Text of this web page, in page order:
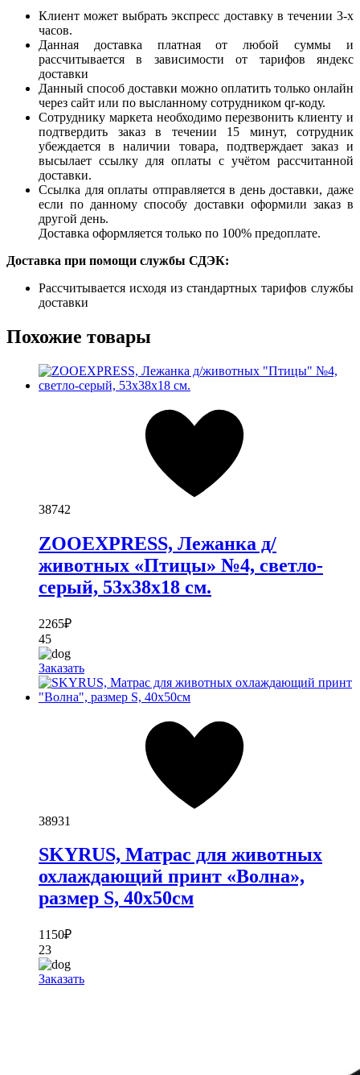
Клиент может выбрать экспресс доставку в течении 3-х
часов.
Данная доставка платная от любой суммы и
рассчитывается в зависимости от тарифов яндекс
доставки
Данный способ доставки можно оплатить только онлайн
через сайт или по высланному сотрудником qr-коду.
Сотруднику маркета необходимо перезвонить клиенту и
подтвердить заказ в течении 15 минут, сотрудник
убеждается в наличии товара, подтверждает заказ и
высылает ссылку для оплаты с учётом рассчитанной
доставки.
Ссылка для оплаты отправляется в день доставки, даже
если по данному способу доставки оформили заказ в
другой день.
Доставка оформляется только по 100% предоплате.
Доставка при помощи службы СДЭК:
Рассчитывается исходя из стандартных тарифов службы
доставки
Похожие товары
38742
ZOOEXPRESS, Лежанка д/
животных «Птицы» №4, светло-
серый, 53х38х18 см.
2265₽
45
Заказать
38931
SKYRUS, Матрас для животных
охлаждающий принт «Волна»,
размер S, 40х50см
1150₽
23
Заказать